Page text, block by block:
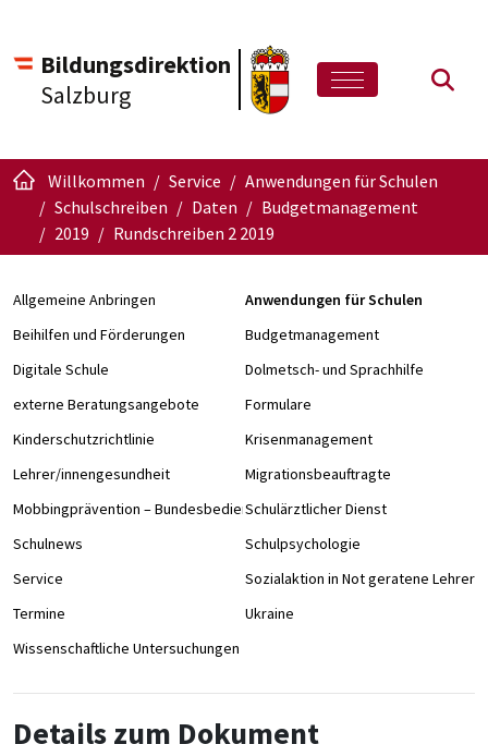
Bildungsdirektion
Salzburg
Willkommen Service
Anwendungen für Schulen
Schulschreiben
Daten
Budgetmanagement
2019
Rundschreiben 2 2019
Allgemeine Anbringen
Anwendungen für Schulen
Beihilfen und Förderungen
Budgetmanagement
Digitale Schule
Dolmetsch- und Sprachhilfe
externe Beratungsangebote
Formulare
Kinderschutzrichtlinie
Krisenmanagement
Lehrer/innengesundheit
Migrationsbeauftragte
Mobbingprävention – Bundesbedienstete an Schulen
Schulärztlicher Dienst
Schulnews
Schulpsychologie
Service
Sozialaktion in Not geratene Lehrer/
Termine
Ukraine
Wissenschaftliche Untersuchungen
Details zum Dokument